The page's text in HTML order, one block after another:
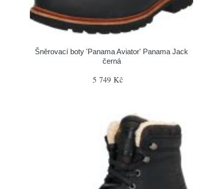
Šněrovací boty 'Panama Aviator' Panama Jack
černá
5 749 Kč